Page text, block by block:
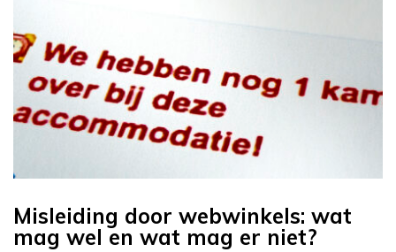
Misleiding door webwinkels: wat
mag wel en wat mag er niet?